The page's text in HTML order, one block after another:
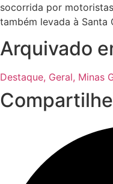
socorrida por
também levada à Santa
Arquivado
Destaque, Geral, Minas